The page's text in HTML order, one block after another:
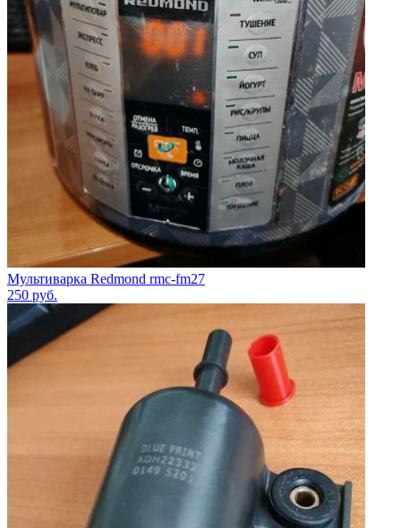
Мультиварка Redmond rmc-fm27
250 руб.